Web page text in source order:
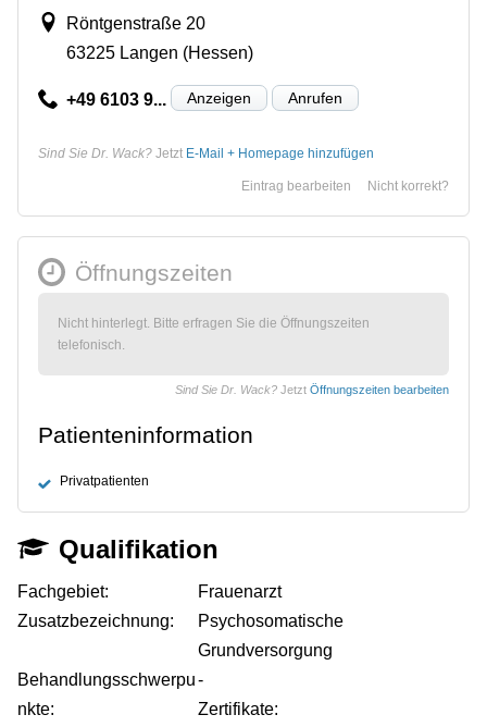
Röntgenstraße 20
63225 Langen (Hessen)
+49 6103 9... Anzeigen Anrufen
Sind Sie Dr. Wack? Jetzt E-Mail + Homepage hinzufügen
Nicht korrekt?
Eintrag bearbeiten
Öffnungszeiten
Nicht hinterlegt. Bitte erfragen Sie die Öffnungszeiten
telefonisch.
Sind Sie Dr. Wack? Jetzt Öffnungszeiten bearbeiten
Patienteninformation
Privatpatienten
Qualifikation
Fachgebiet:
Frauenarzt
Zusatzbezeichnung:
Psychosomatische
Grundversorgung
Behandlungsschwerpu
nkte:
-
Zertifikate: